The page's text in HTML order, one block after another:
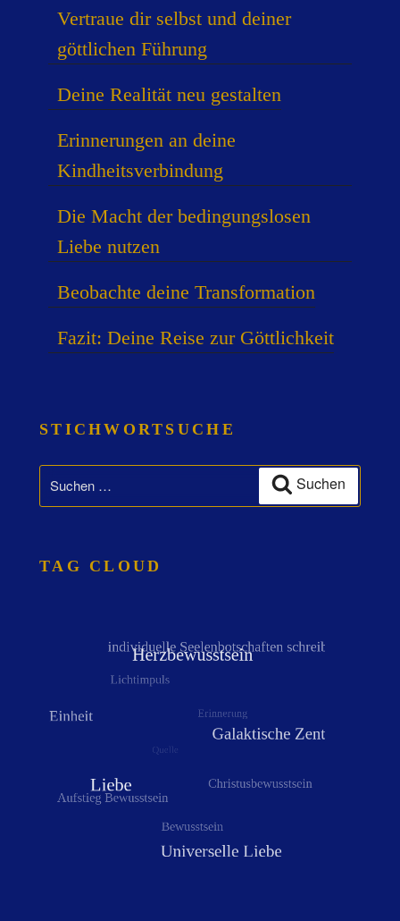
Vertraue dir selbst und deiner
göttlichen Führung
Deine Realität neu gestalten
Erinnerungen an deine
Kindheitsverbindung
Die Macht der bedingungslosen
Liebe nutzen
Beobachte deine Transformation
Fazit: Deine Reise zur Göttlichkeit
STICHWORTSUCHE
Suchen
nach:
Suchen
TAG CLOUD